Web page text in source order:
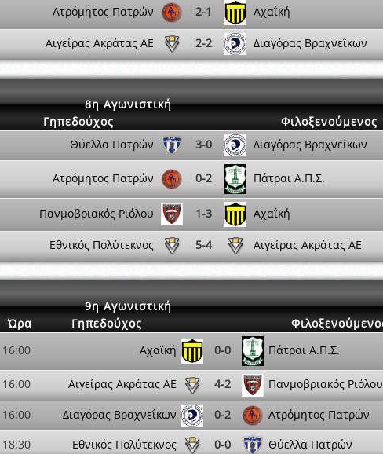
Ατρόμητος Πατρών 2-1 Αχαΐκή
Αιγείρας Ακράτας ΑΕ 2-2 Διαγόρας Βραχνεΐκων
8η Αγωνιστική
Γηπεδούχος Φιλοξενούμενος
Θύελλα Πατρών 3-0 Διαγόρας Βραχνεΐκων
Ατρόμητος Πατρών 0-2 Πάτραι Α.Π.Σ.
Πανμοβριακός Ριόλου 1-3 Αχαΐκή
Εθνικός Πολύτεκνος 5-4 Αιγείρας Ακράτας ΑΕ
9η Αγωνιστική
Ώρα Γηπεδούχος
16:00 Αχαΐκή 0-0 Πάτραι Α.Π.Σ.
16:00 Αιγείρας Ακράτας ΑΕ 4-2 Πανμοβριακός Ριόλου
16:00 Διαγόρας Βραχνεΐκων 0-2
Ατρόμητος Πατρών
18:30 Εθνικός Πολύτεκνος 0-0 Θύελλα Πατρών